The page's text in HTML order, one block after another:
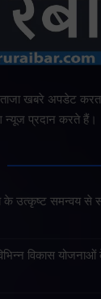
ताजा खबरे अपडेट
न्यूज प्रदान करते हैं।
के उत्कृष्ट समन्वय से
विकास